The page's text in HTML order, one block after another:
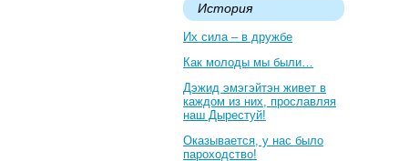
История
Их сила – в дружбе
Как молоды мы были…
Дэжид эмэгэйтэн живет в
каждом из них, прославляя
наш Дырестуй!
Оказывается, у нас было
пароходство!